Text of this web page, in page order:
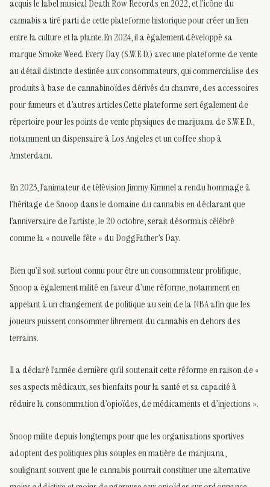
acquis le label musical Death Row Records en 2022, et l’icône du
cannabis a tiré parti de cette plateforme historique pour créer un lien
entre la culture et la plante.En 2024, il a également développé sa
marque Smoke Weed Every Day (S.W.E.D.) avec une plateforme de vente
au détail distincte destinée aux consommateurs, qui commercialise des
produits à base de cannabinoïdes dérivés du chanvre, des accessoires
pour fumeurs et d’autres articles.Cette plateforme sert également de
répertoire pour les points de vente physiques de marijuana de S.W.E.D.,
notamment un dispensaire à Los Angeles et un coffee shop à
Amsterdam.
En 2023, l’animateur de télévision Jimmy Kimmel a rendu hommage à
l’héritage de Snoop dans le domaine du cannabis en déclarant que
l’anniversaire de l’artiste, le 20 octobre, serait désormais célébré
comme la « nouvelle fête » du DoggFather’s Day.
Bien qu’il soit surtout connu pour être un consommateur prolifique,
Snoop a également milité en faveur d’une réforme, notamment en
appelant à un changement de politique au sein de la NBA afin que les
joueurs puissent consommer librement du cannabis en dehors des
terrains.
Il a déclaré l’année dernière qu’il soutenait cette réforme en raison de «
ses aspects médicaux, ses bienfaits pour la santé et sa capacité à
réduire la consommation d’opioïdes, de médicaments et d’injections ».
Snoop milite depuis longtemps pour que les organisations sportives
adoptent des politiques plus souples en matière de marijuana,
soulignant souvent que le cannabis pourrait constituer une alternative